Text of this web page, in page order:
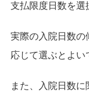
支払限度日数を選
実際の入院日数の
応じて選ぶとよい
また、入院日数